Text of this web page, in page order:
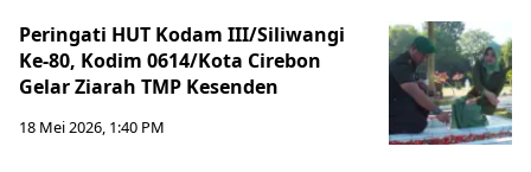
Peringati HUT Kodam III/Siliwangi
Ke-80, Kodim 0614/Kota Cirebon
Gelar Ziarah TMP Kesenden
18 Mei 2026, 1:40 PM